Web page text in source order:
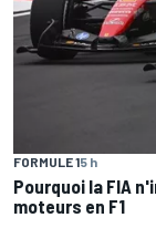
FORMULE 15 h
Pourquoi la FIA
moteurs en F1